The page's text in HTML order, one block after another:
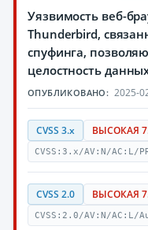
Уязвимость веб-
Thunderbird,
спуфинга,
целостность
ОПУБЛИКОВАНО: 2025-
CVSS 3.x ВЫСОКАЯ
CVSS:3.x/AV:N/AC:L/
CVSS 2.0 ВЫСОКАЯ
CVSS:2.0/AV:N/AC:L/